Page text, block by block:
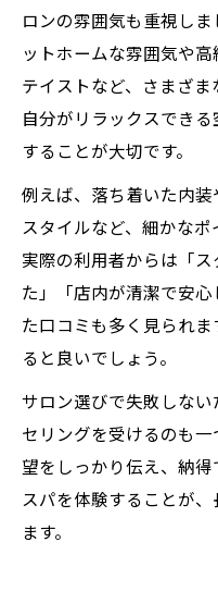
ロンの雰囲気も重視し
ットホームな雰囲気や
テイストなど、さまざま
自分がリラックスでき
することが大切です。
例えば、落ち着いた内
スタイルなど、細かなポ
実際の利用者からは「
た」「店内が清潔で安
た口コミも多く見られ
ると良いでしょう。
サロン選びで失敗しな
セリングを受けるのも
望をしっかり伝え、納
スパを体験することが
ます。